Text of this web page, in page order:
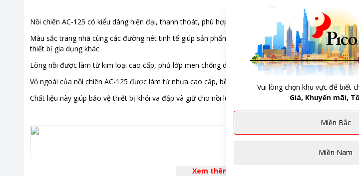
Nồi chiên AC-125 có kiểu dáng hiện đại, thanh thoát, phù hợp với nhiều phong cách bếp khác nhau.
Màu sắc trang nhã cùng các đường nét tinh tế giúp sản phẩm thêm phần nổi bật và dễ dàng kết hợp
thiết bị gia dụng khác.
Lòng nồi được làm từ kim loại cao cấp, phủ lớp men chống dính giúp thức ăn không bị bám dính vào
Vỏ ngoài của nồi chiên AC-125 được làm từ nhựa cao cấp, bền bỉ và có khả năng chịu nhiệt tốt.
Chất liệu này giúp bảo vệ thiết bị khỏi va đập và giữ cho nồi luôn mới mẻ, đồng thời dễ dàng lau chùi.
Xem thêm
Vui lòng chọn khu vực để biết
Giá, Khuyến mãi,
Miền Bắc
Miền Nam